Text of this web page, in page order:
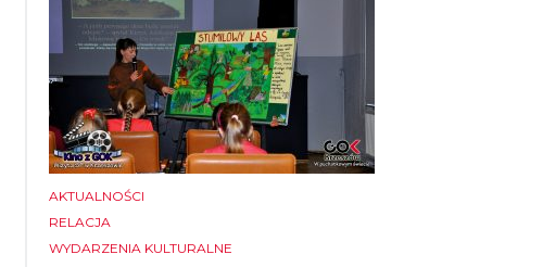
AKTUALNOŚCI
RELACJA
WYDARZENIA KULTURALNE